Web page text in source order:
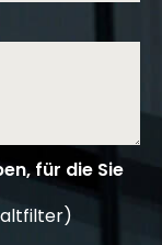
für die Sie